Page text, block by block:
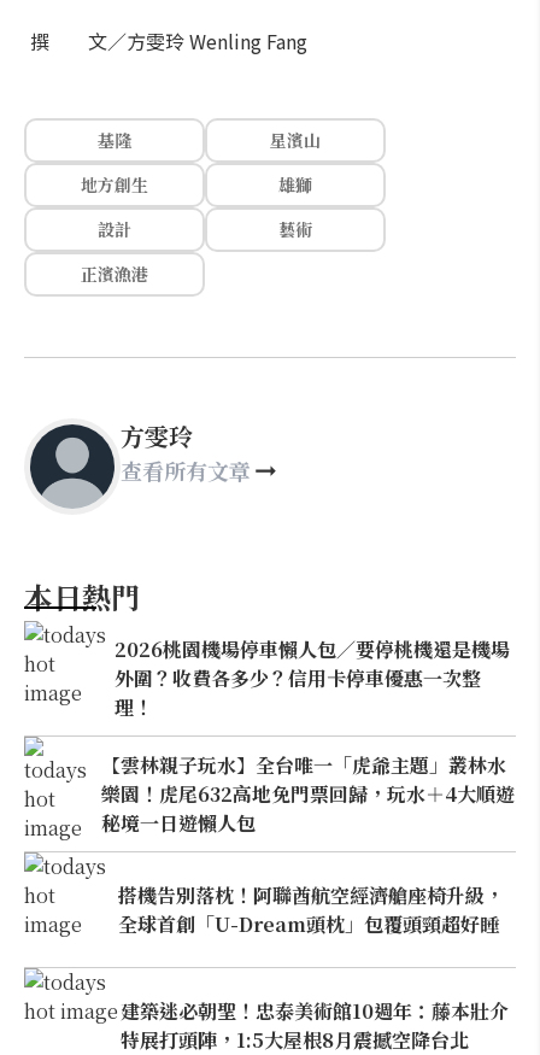
撰 文／方雯玲 Wenling Fang
基隆
星濱山
地方創生
雄獅
設計
藝術
正濱漁港
方雯玲
查看所有文章
本日熱門
2026桃園機場停車懶人包／要停桃機還是機場
外圍？收費各多少？信用卡停車優惠一次整
理！
【雲林親子玩水】全台唯一「虎爺主題」叢林水
樂園！虎尾632高地免門票回歸，玩水＋4大順遊
秘境一日遊懶人包
搭機告別落枕！阿聯酋航空經濟艙座椅升級，
全球首創「U-Dream頭枕」包覆頭頸超好睡
建築迷必朝聖！忠泰美術館10週年：藤本壯介
特展打頭陣，1:5大屋根8月震撼空降台北